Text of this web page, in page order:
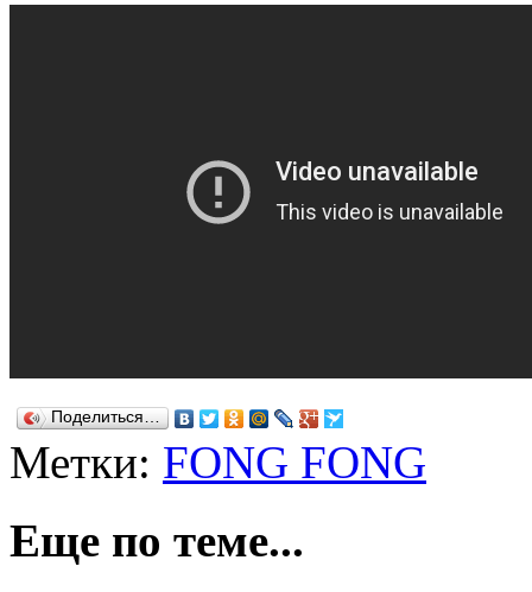
Поделиться…
Метки: FONG FONG
Еще по теме...